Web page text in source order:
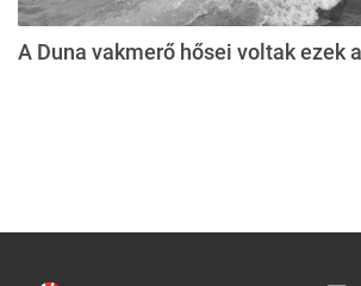
A Duna vakmerő hősei voltak ezek